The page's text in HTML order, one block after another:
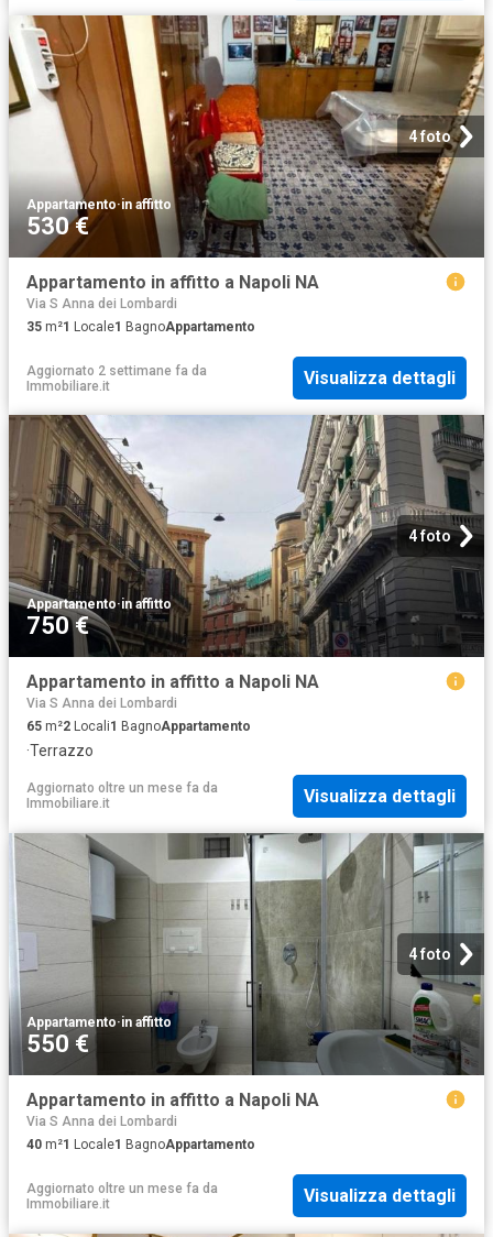
4 foto
Appartamento·in affitto
530 €
Appartamento in affitto a Napoli NA
Via S Anna dei Lombardi
35 m²1 Locale1 BagnoAppartamento
Aggiornato 2 settimane fa da
Immobiliare.it
Visualizza dettagli
4 foto
Appartamento·in affitto
750 €
Appartamento in affitto a Napoli NA
Via S Anna dei Lombardi
65 m²2 Locali1 BagnoAppartamento
·Terrazzo
Aggiornato oltre un mese fa da
Immobiliare.it
Visualizza dettagli
4 foto
Appartamento·in affitto
550 €
Appartamento in affitto a Napoli NA
Via S Anna dei Lombardi
40 m²1 Locale1 BagnoAppartamento
Aggiornato oltre un mese fa da
Immobiliare.it
Visualizza dettagli